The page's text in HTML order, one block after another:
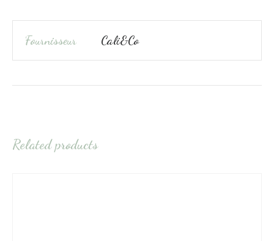
Fournisseur Cali&Co
Related products